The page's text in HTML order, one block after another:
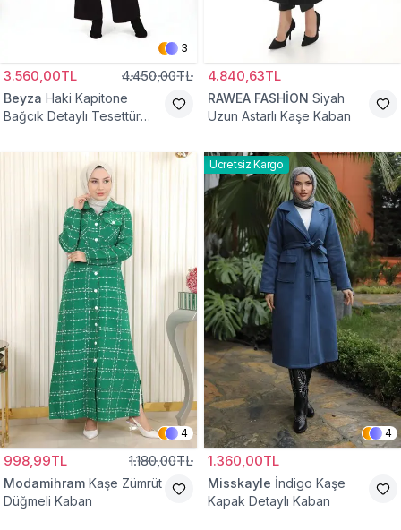
3
3.560,00TL 4.450,00TL
Beyza Haki Kapitone
Bağcık Detaylı Tesettür
4.840,63TL
RAWEA FASHİON Siyah
Uzun Astarlı Kaşe Kaban
4
998,99TL 1.180,00TL
Modamihram Kaşe Zümrüt
Düğmeli Kaban
Ücretsiz Kargo
4
1.360,00TL
Misskayle İndigo Kaşe
Kapak Detaylı Kaban